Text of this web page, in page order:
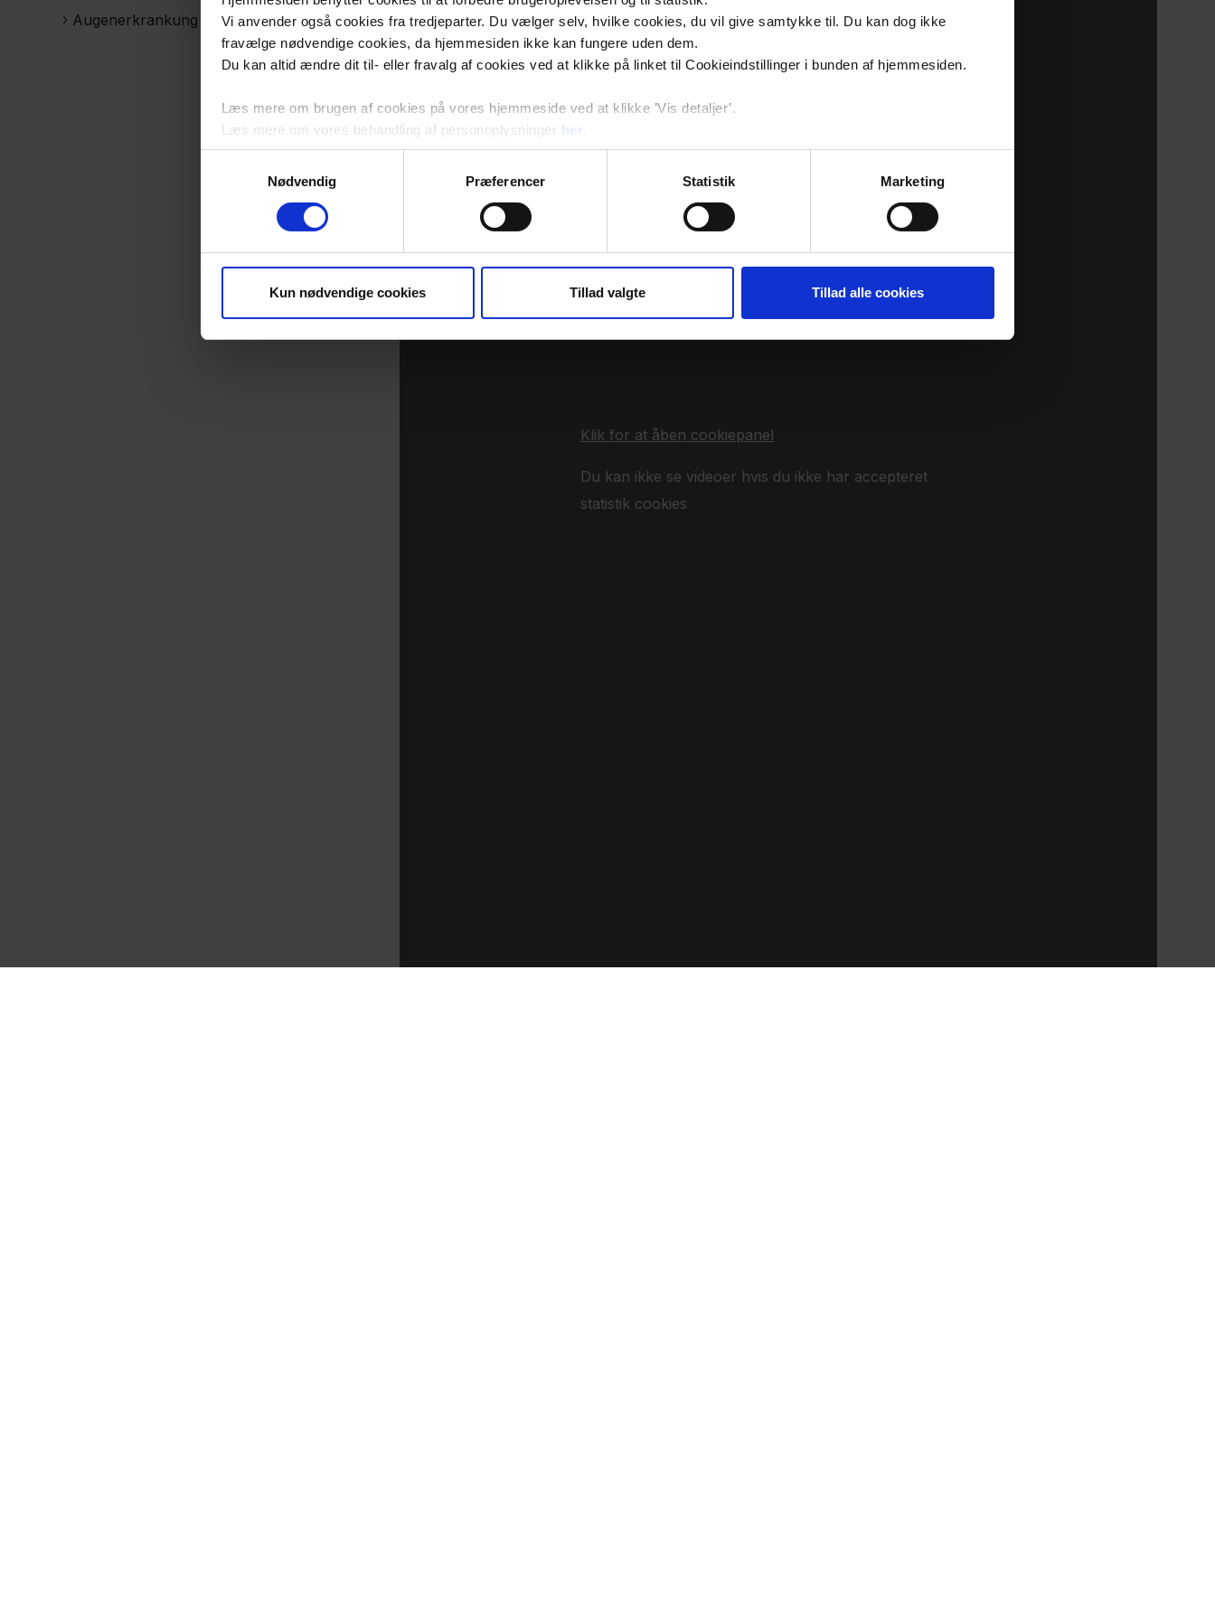
Vi anvender også cookies fra tredjeparter. Du vælger selv, hvilke cookies, du vil give samtykke til. Du kan dog ikke
fravælge nødvendige cookies, da hjemmesiden ikke kan fungere uden dem.
Du kan altid ændre dit til- eller fravalg af cookies ved at klikke på linket til Cookieindstillinger i bunden af hjemmesiden.
Læs mere om brugen af cookies på vores hjemmeside ved at klikke ’Vis detaljer’.
Læs mere om vores behandling af personoplysninger her
Nødvendig
Præferencer Statistik Marketing
Kun nødvendige cookies Tillad valgte Tillad alle cookies
Augenerkrankung
Klik for at åben cookiepanel
Du kan ikke se videoer hvis du ikke har accepteret
statistik cookies